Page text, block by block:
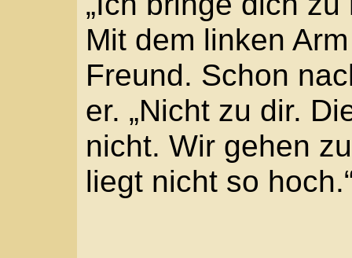
Kammer oben im
dem Bett den Tisch
mir Wasser ein. Das
„So unbescheiden
Der ältere Freund
„Zu dumm, dass du